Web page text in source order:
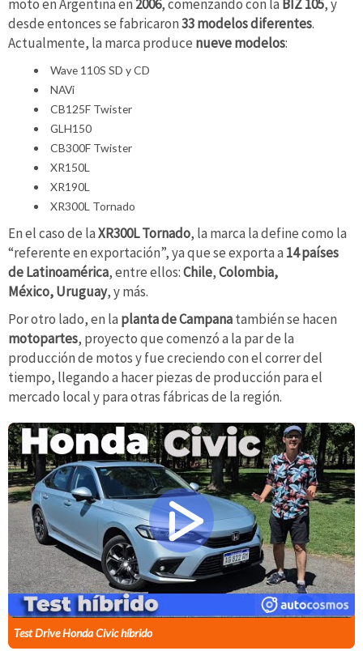
moto en Argentina en 2006, comenzando con la BIZ 105, y
desde entonces se fabricaron33 modelos diferentes.
Actualmente, la marca produce nueve modelos:
Wave 110S SD y CD
NAVi
CB125F Twister
GLH150
CB300F Twister
XR150L
XR190L
XR300L Tornado
En el caso de laXR300L Tornado, la marca la define como la
“referente en exportación”, ya que se exporta a 14 países
de Latinoamérica, entre ellos:Chile,Colombia,
México,Uruguay, y más.
Por otro lado, en la planta de Campanatambién se hacen
motopartes, proyecto que comenzó a la par de la
producción de motos y fue creciendo con el correr del
tiempo, llegando a hacer piezas de producción para el
mercado local y para otras fábricas de la región.
Test Drive Honda Civic híbrido